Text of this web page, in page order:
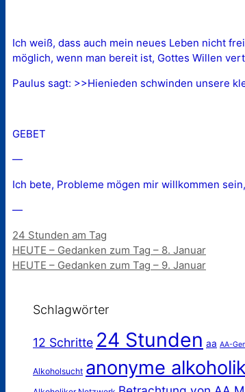
Ich weiß, dass auch mein neues Leben nicht
möglich, wenn man bereit ist, Gottes Willen
Paulus sagt: >>Hienieden schwinden unsere
GEBET
—
Ich bete, Probleme mögen mir willkommen
—
Kategorien
24 Stunden am Tag
HEUTE – Gedanken zum Tag – 8. Januar
HEUTE – Gedanken zum Tag – 9. Januar
Schlagwörter
12 Schritte 24 Stunden aa AA-
Alkoholsucht anonyme